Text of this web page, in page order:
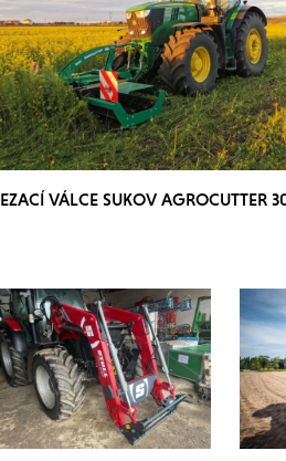
VÁLCE SUKOV AGROCUTTER